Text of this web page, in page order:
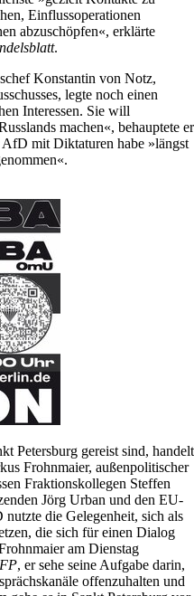
Einflussoperationen
abzuschöpfen«, erklärte
.
Konstantin von Notz,
legte noch einen
Interessen. Sie will
machen«, behauptete er
mit Diktaturen habe »längst
Petersburg gereist sind, handelt
Frohnmaier, außenpolitischer
Fraktionskollegen Steffen
Jörg Urban und den EU-
die Gelegenheit, sich als
die sich für einen Dialog
am Dienstag
, er sehe seine Aufgabe darin,
offenzuhalten und